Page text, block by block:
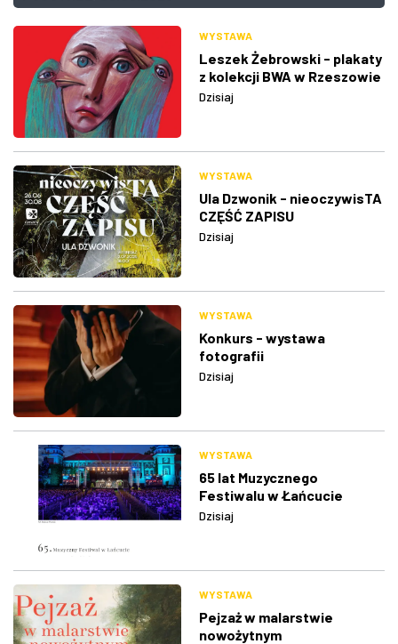
WYSTAWA
Leszek Żebrowski - plakaty
z kolekcji BWA w Rzeszowie
Dzisiaj
WYSTAWA
Ula Dzwonik - nieoczywisTA
CZĘŚĆ ZAPISU
Dzisiaj
WYSTAWA
Konkurs - wystawa
fotografii
Dzisiaj
WYSTAWA
65 lat Muzycznego
Festiwalu w Łańcucie
Dzisiaj
WYSTAWA
Pejzaż w malarstwie
nowożytnym